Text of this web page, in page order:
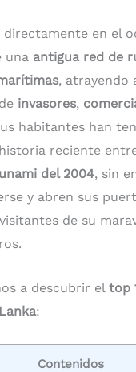
directamente en el
una antigua red de
, atrayendo
invasores,
habitantes han
reciente
del 2004, sin
y abren sus
de su
a descubrir el top
:
Contenidos